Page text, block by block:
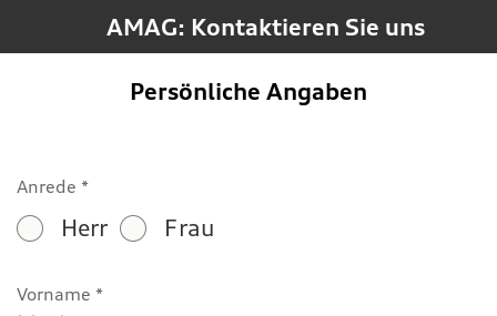
AMAG: Kontaktieren Sie uns
Persönliche Angaben
Anrede
Herr Frau
Vorname